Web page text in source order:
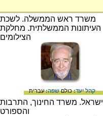
קהל יעד:כולםשפה:עברית